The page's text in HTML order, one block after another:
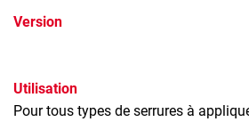
Version
Utilisation
Pour tous types de serrures à